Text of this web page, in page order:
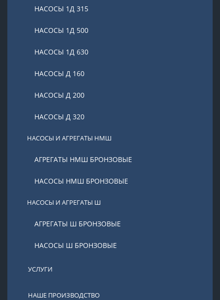
НАСОСЫ 1Д 315
НАСОСЫ 1Д 500
НАСОСЫ 1Д 630
НАСОСЫ Д 160
НАСОСЫ Д 200
НАСОСЫ Д 320
НАСОСЫ И АГРЕГАТЫ НМШ
АГРЕГАТЫ НМШ БРОНЗОВЫЕ
НАСОСЫ НМШ БРОНЗОВЫЕ
НАСОСЫ И АГРЕГАТЫ Ш
АГРЕГАТЫ Ш БРОНЗОВЫЕ
НАСОСЫ Ш БРОНЗОВЫЕ
УСЛУГИ
НАШЕ ПРОИЗВОДСТВО